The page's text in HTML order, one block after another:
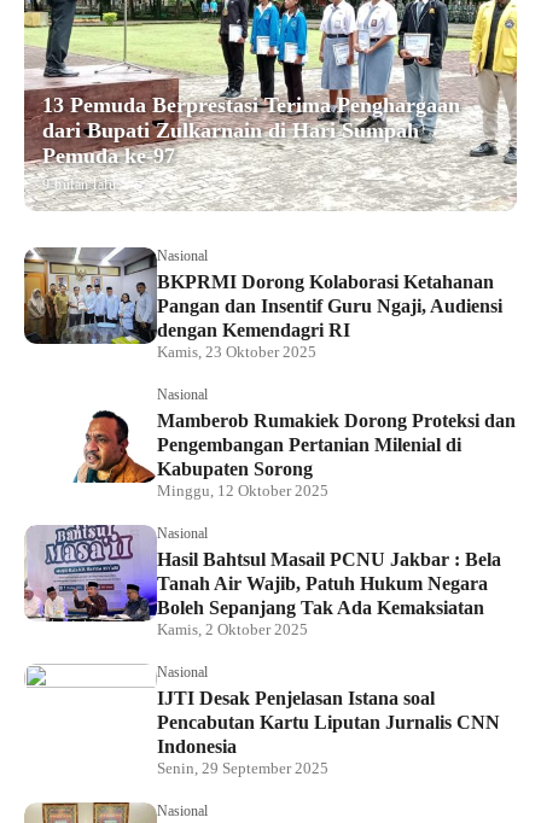
13 Pemuda Berprestasi Terima Penghargaan
dari Bupati Zulkarnain di Hari Sumpah
Pemuda ke-97
9 bulan lalu
Nasional
BKPRMI Dorong Kolaborasi Ketahanan
Pangan dan Insentif Guru Ngaji, Audiensi
dengan Kemendagri RI
Kamis, 23 Oktober 2025
Nasional
Mamberob Rumakiek Dorong Proteksi dan
Pengembangan Pertanian Milenial di
Kabupaten Sorong
Minggu, 12 Oktober 2025
Nasional
Hasil Bahtsul Masail PCNU Jakbar : Bela
Tanah Air Wajib, Patuh Hukum Negara
Boleh Sepanjang Tak Ada Kemaksiatan
Kamis, 2 Oktober 2025
Nasional
IJTI Desak Penjelasan Istana soal
Pencabutan Kartu Liputan Jurnalis CNN
Indonesia
Senin, 29 September 2025
Nasional